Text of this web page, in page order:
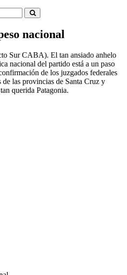
nacional
Sur CABA). El tan ansiado anhelo
nacional del partido está a un paso
de los juzgados federales
de las provincias de Santa Cruz y
querida Patagonia.